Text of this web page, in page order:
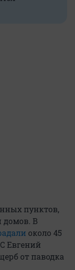
пунктов,
домов. В
около 45
Евгений
от паводка